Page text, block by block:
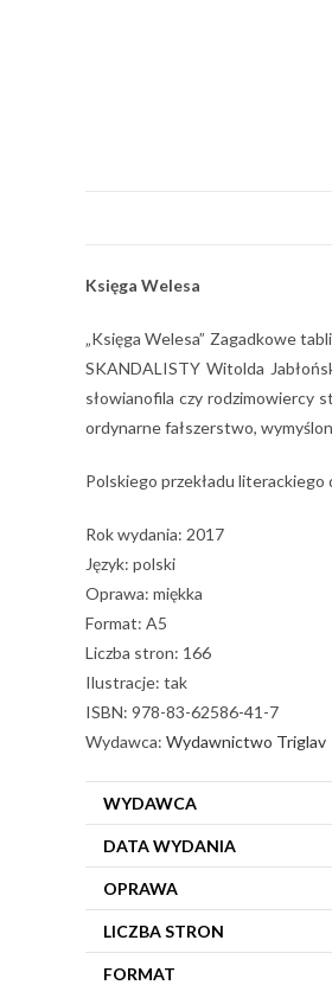
Księga Welesa
„Księga Welesa” Zagadkowe
SKANDALISTY Witolda
słowianofila czy rodzimowiercy
ordynarne fałszerstwo,
Polskiego przekładu literackiego
Rok wydania: 2017
Język: polski
Oprawa: miękka
Format: A5
Liczba stron: 166
Ilustracje: tak
ISBN: 978-83-62586-41-7
Wydawca: Wydawnictwo Triglav
WYDAWCA
DATA WYDANIA
OPRAWA
LICZBA STRON
FORMAT